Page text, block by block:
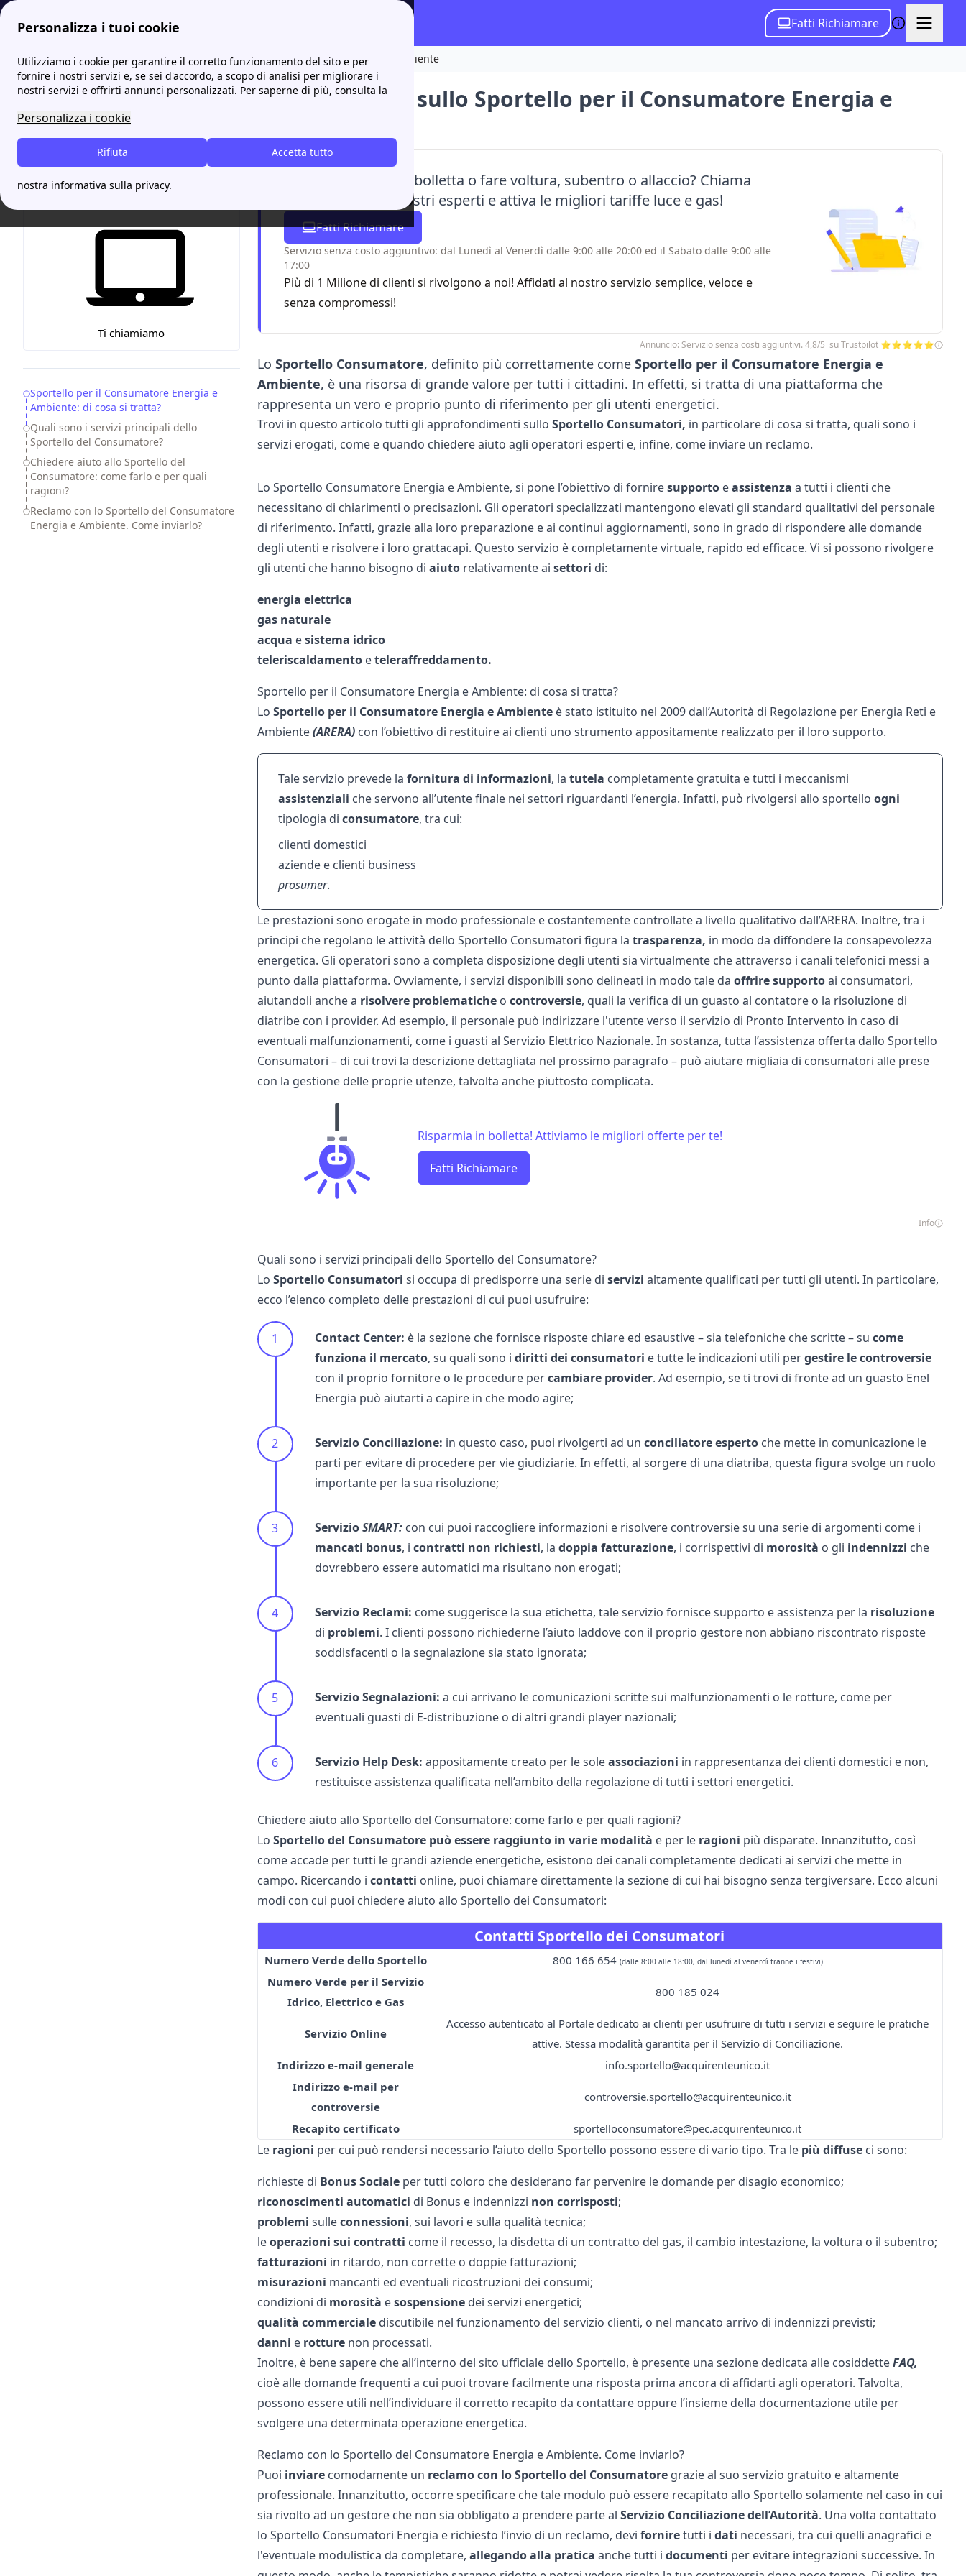
Personalizza i tuoi cookie
Utilizziamo i cookie per garantire il corretto funzionamento del sito e per
fornire i nostri servizi e, se sei d'accordo, a scopo di analisi per migliorare i
nostri servizi e offrirti annunci personalizzati. Per saperne di più, consulta la
Personalizza i cookie
Accetta tutto
Rifiuta
nostra informativa sulla privacy.
Fatti Richiamare
Energia-Luce.it Tutti i dettagli sullo Sportello per il Consumatore Energia e Ambiente
Ti chiamiamo
Table of Contents
Sportello per il Consumatore Energia e
Ambiente: di cosa si tratta?
Quali sono i servizi principali dello
Sportello del Consumatore?
Chiedere aiuto allo Sportello del
Consumatore: come farlo e per quali
ragioni?
Reclamo con lo Sportello del Consumatore
Energia e Ambiente. Come inviarlo?
Tutti i dettagli sullo Sportello per il Consumatore Energia e
Vuoi risparmiare in bolletta o fare voltura, subentro o allaccio? Chiama
senza impegno i nostri esperti e attiva le migliori tariffe luce e gas!
Fatti Richiamare
Servizio senza costo aggiuntivo: dal Lunedì al Venerdì dalle 9:00 alle 20:00 ed il Sabato dalle 9:00 alle
17:00
Più di 1 Milione di clienti si rivolgono a noi! Affidati al nostro servizio semplice, veloce e
senza compromessi!
Annuncio: Servizio senza costi aggiuntivi. 4,8/5 su Trustpilot ⭐⭐⭐⭐⭐
Lo Sportello Consumatore, definito più correttamente come Sportello per il Consumatore Energia e
Ambiente, è una risorsa di grande valore per tutti i cittadini. In effetti, si tratta di una piattaforma che
rappresenta un vero e proprio punto di riferimento per gli utenti energetici.
Trovi in questo articolo tutti gli approfondimenti sullo Sportello Consumatori, in particolare di cosa si tratta, quali sono i
servizi erogati, come e quando chiedere aiuto agli operatori esperti e, infine, come inviare un reclamo.
Lo Sportello Consumatore Energia e Ambiente, si pone l’obiettivo di forniresupportoeassistenza a tutti i clienti che
necessitano di chiarimenti o precisazioni. Gli operatori specializzati mantengono elevati gli standard qualitativi del personale
di riferimento. Infatti, grazie alla loro preparazione e ai continui aggiornamenti, sono in grado di rispondere alle domande
degli utenti e risolvere i loro grattacapi. Questo servizio è completamente virtuale, rapido ed efficace. Vi si possono rivolgere
gli utenti che hanno bisogno di aiutorelativamente ai settori di:
energia elettrica
gas naturale
acqua esistema idrico
teleriscaldamentoeteleraffreddamento.
Sportello per il Consumatore Energia e Ambiente: di cosa si tratta?
Lo Sportello per il Consumatore Energia e Ambienteè stato istituito nel 2009 dall’Autorità di Regolazione per Energia Reti e
Ambiente(ARERA)con l’obiettivo di restituire ai clienti uno strumento appositamente realizzato per il loro supporto.
Tale servizio prevede la fornitura di informazioni, la tutela completamente gratuita e tutti i meccanismi
assistenziali che servono all’utente finale nei settori riguardanti l’energia. Infatti, può rivolgersi allo sportello ogni
tipologia di consumatore, tra cui:
clienti domestici
aziende e clienti business
prosumer.
Le prestazioni sono erogate in modo professionale e costantemente controllate a livello qualitativo dall’ARERA. Inoltre, tra i
principi che regolano le attività dello Sportello Consumatori figura la trasparenza, in modo da diffondere la consapevolezza
energetica. Gli operatori sono a completa disposizione degli utenti sia virtualmente che attraverso i canali telefonici messi a
punto dalla piattaforma. Ovviamente, i servizi disponibili sono delineati in modo tale da offriresupportoai consumatori,
aiutandoli anche a risolvere problematicheo controversie, quali la verifica di un guasto al contatoreo la risoluzione di
diatribe con i provider. Ad esempio, il personale può indirizzare l'utente verso il servizio di Pronto Intervento in caso di
eventuali malfunzionamenti, come i guasti al Servizio Elettrico Nazionale. In sostanza, tutta l’assistenza offerta dallo Sportello
Consumatori – di cui trovi la descrizione dettagliata nel prossimo paragrafo – può aiutare migliaia di consumatori alle prese
con la gestione delle proprie utenze, talvolta anche piuttosto complicata.
Risparmia in bolletta! Attiviamo le migliori offerte per te!
Fatti Richiamare
Info
Quali sono i servizi principali dello Sportello del Consumatore?
Lo Sportello Consumatori si occupa di predisporre una serie di servizi altamente qualificati per tutti gli utenti. In particolare,
ecco l’elenco completo delle prestazioni di cui puoi usufruire:
Contact Center: è la sezione che fornisce risposte chiare ed esaustive – sia telefoniche che scritte – su come
funziona il mercato, su quali sono i diritti dei consumatori e tutte le indicazioni utili pergestire lecontroversie
con il proprio fornitore o le procedure percambiare provider. Ad esempio, se ti trovi di fronte ad un guasto Enel
Energia può aiutarti a capire in che modo agire;
Servizio Conciliazione: in questo caso, puoi rivolgerti ad un conciliatore espertoche mette in comunicazione le
parti per evitare di procedere per vie giudiziarie. In effetti, al sorgere di una diatriba, questa figura svolge un ruolo
importante per la sua risoluzione;
ServizioSMART:con cui puoi raccogliere informazioni e risolvere controversie su una serie di argomenti come i
mancati bonus, i contratti non richiesti, la doppia fatturazione, i corrispettivi di morosità o gli indennizzi che
dovrebbero essere automatici ma risultano non erogati;
Servizio Reclami: come suggerisce la sua etichetta, tale servizio fornisce supporto e assistenza per la risoluzione
di problemi. I clienti possono richiederne l’aiuto laddove con il proprio gestore non abbiano riscontrato risposte
soddisfacenti o la segnalazione sia stato ignorata;
Servizio Segnalazioni: a cui arrivano le comunicazioni scritte sui malfunzionamenti o le rotture, come per
eventuali guasti di E-distribuzioneo di altri grandi player nazionali;
Servizio Help Desk: appositamente creato per le soleassociazioni in rappresentanza dei clienti domestici e non,
restituisce assistenza qualificata nell’ambito della regolazione di tutti i settori energetici.
Chiedere aiuto allo Sportello del Consumatore: come farlo e per quali ragioni?
Lo Sportello del Consumatore puòessere raggiunto in varie modalità e per le ragioni più disparate. Innanzitutto, così
come accade per tutti le grandi aziende energetiche, esistono dei canali completamente dedicati ai servizi che mette in
campo. Ricercando i contatti online, puoi chiamare direttamente la sezione di cui hai bisogno senza tergiversare. Ecco alcuni
modi con cui puoi chiedere aiuto allo Sportello dei Consumatori:
Contatti Sportello dei Consumatori
Numero Verde dello Sportello 800 166 654 (dalle 8:00 alle 18:00, dal lunedì al venerdì tranne i festivi)
Numero Verde per il Servizio
Idrico, Elettrico e Gas
800 185 024
Servizio Online
Accesso autenticato al Portale dedicato ai clienti per usufruire di tutti i servizi e seguire le pratiche
attive. Stessa modalità garantita per il Servizio di Conciliazione.
Indirizzo e-mail generale
info.sportello@acquirenteunico.it
Indirizzo e-mail per
controversie
controversie.sportello@acquirenteunico.it
Recapito certificato sportelloconsumatore@pec.acquirenteunico.it
Le ragioni per cui può rendersi necessario l’aiuto dello Sportello possono essere di vario tipo. Tra le più diffuseci sono:
richieste di Bonus Socialeper tutti coloro che desiderano far pervenire le domande per disagio economico;
riconoscimenti automatici di Bonus e indennizzi non corrisposti;
problemi sulleconnessioni, sui lavori e sulla qualità tecnica;
leoperazioni sui contratti come il recesso, la disdetta di un contratto del gas, il cambio intestazione, la voltura o il subentro;
fatturazioni in ritardo, non corrette o doppie fatturazioni;
misurazioni mancanti ed eventuali ricostruzioni dei consumi;
condizioni di morosità esospensionedei servizi energetici;
qualità commercialediscutibile nel funzionamento del servizio clienti, o nel mancato arrivo di indennizzi previsti;
danni e rotturenon processati.
Inoltre, è bene sapere che all’interno del sito ufficiale dello Sportello, è presente una sezione dedicata alle cosiddetteFAQ,
cioè alle domande frequenti a cui puoi trovare facilmente una risposta prima ancora di affidarti agli operatori. Talvolta,
possono essere utili nell’individuare il corretto recapito da contattare oppure l’insieme della documentazione utile per
svolgere una determinata operazione energetica.
Reclamo con lo Sportello del Consumatore Energia e Ambiente. Come inviarlo?
Puoi inviarecomodamente un reclamocon loSportellodel Consumatoregrazie al suo servizio gratuito e altamente
professionale. Innanzitutto, occorre specificare che tale modulo può essere recapitato allo Sportello solamente nel caso in cui
sia rivolto ad un gestore che non sia obbligato a prendere parte al Servizio Conciliazione dell’Autorità. Una volta contattato
lo Sportello Consumatori Energia e richiesto l’invio di un reclamo, devi forniretutti i dati necessari, tra cui quelli anagrafici e
l'eventuale modulistica da completare, allegandoalla pratica anche tutti i documenti per evitare integrazioni successive. In